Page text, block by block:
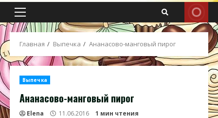
Основное
меню
Главная Выпечка Ананасово-манговый пирог
Выпечка
Ананасово-манговый пирог
Elena 11.06.2016 1 мин чтения